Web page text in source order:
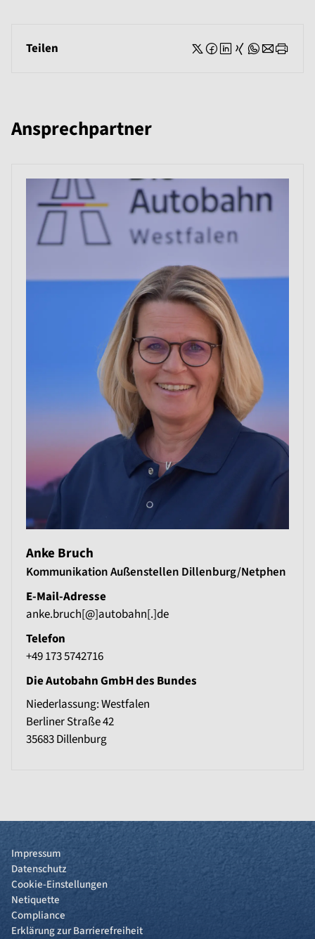
Teilen
Ansprechpartner
Anke Bruch
Kommunikation Außenstellen Dillenburg/Netphen
E-Mail-Adresse
anke.bruch[@]autobahn[.]de
Telefon
+49 173 5742716
Die Autobahn GmbH des Bundes
Niederlassung: Westfalen
Berliner Straße 42
35683Dillenburg
Impressum
Datenschutz
Cookie-Einstellungen
Netiquette
Compliance
Erklärung zur Barrierefreiheit